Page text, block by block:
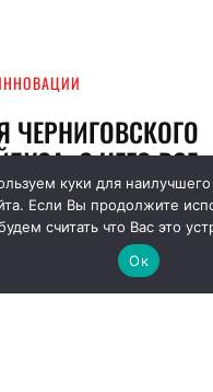
куки для
Если Вы продолжите
считать что Вас это
Ок